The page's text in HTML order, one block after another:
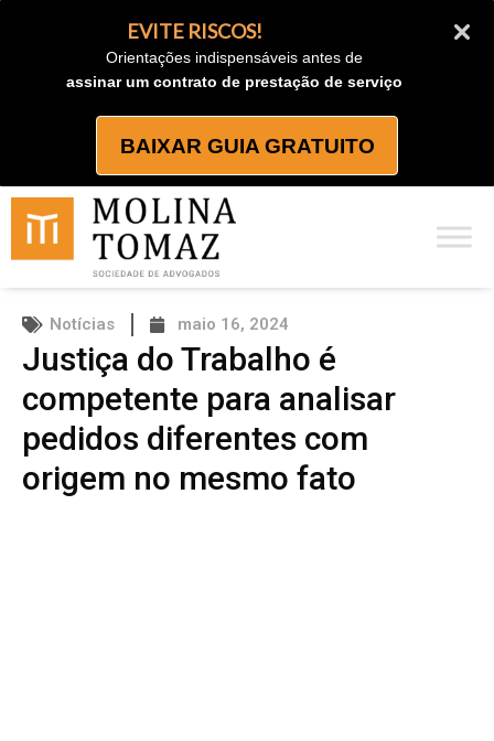
EVITE RISCOS!
Orientações indispensáveis antes de
assinar um contrato de prestação de serviço
BAIXAR GUIA GRATUITO
Notícias maio 16, 2024
Justiça do Trabalho é
competente para analisar
pedidos diferentes com
origem no mesmo fato